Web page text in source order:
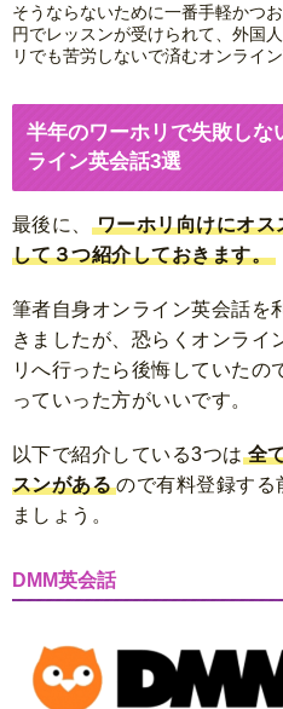
そうならないために一番手軽かつ
円でレッスンが受けられて、外国
リでも苦労しないで済むオンライン
半年のワーホリで失敗しな
ライン英会話3選
最後に、
ワーホリ向けにオ
して３つ紹介しておきます。
筆者自身オンライン英会話を
きましたが、恐らくオンライ
リへ行ったら後悔していたの
っていった方がいいです。
以下で紹介している3つは 全
スンがある ので有料登録する
ましょう。
DMM英会話